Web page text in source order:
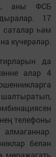
аны ФСБ
17
һәм
күчерәләр.
да
алар 4
телефоны
белән
мөрәҗәгать